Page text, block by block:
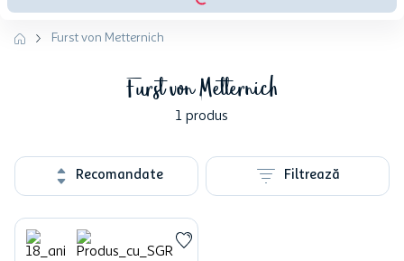
Furst von Metternich
Furst von Metternich
1 produs
Recomandate Filtrează